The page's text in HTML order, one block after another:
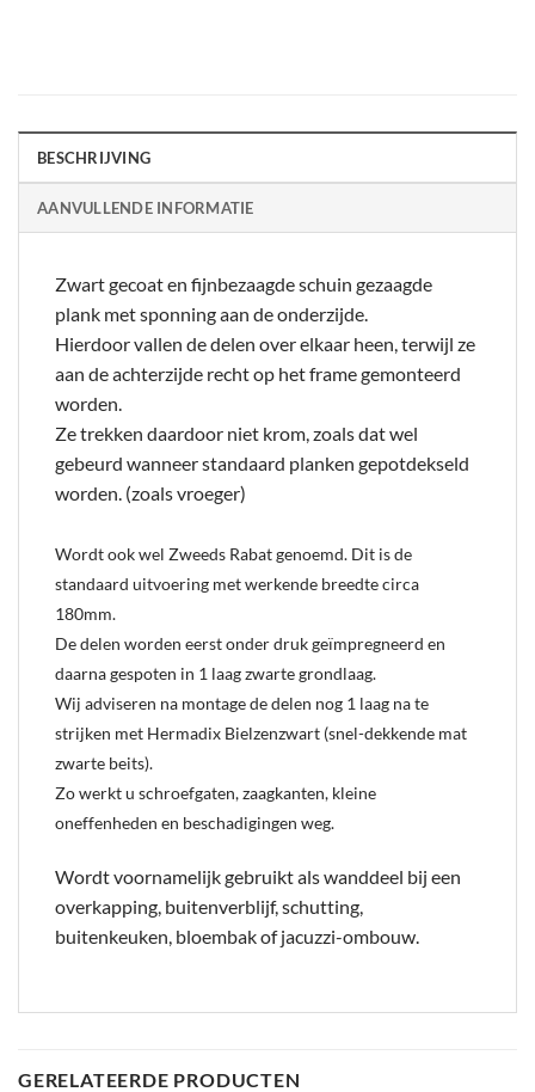
BESCHRIJVING
AANVULLENDE INFORMATIE
Zwart gecoat en fijnbezaagde schuin gezaagde
plank met sponning aan de onderzijde.
Hierdoor vallen de delen over elkaar heen, terwijl ze
aan de achterzijde recht op het frame gemonteerd
worden.
Ze trekken daardoor niet krom, zoals dat wel
gebeurd wanneer standaard planken gepotdekseld
worden. (zoals vroeger)
Wordt ook wel Zweeds Rabat genoemd. Dit is de
standaard uitvoering met werkende breedte circa
180mm.
De delen worden eerst onder druk geïmpregneerd en
daarna gespoten in 1 laag zwarte grondlaag.
Wij adviseren na montage de delen nog 1 laag na te
strijken met Hermadix Bielzenzwart (snel-dekkende mat
zwarte beits).
Zo werkt u schroefgaten, zaagkanten, kleine
oneffenheden en beschadigingen weg.
Wordt voornamelijk gebruikt als wanddeel bij een
overkapping, buitenverblijf, schutting,
buitenkeuken, bloembak of jacuzzi-ombouw.
GERELATEERDE PRODUCTEN